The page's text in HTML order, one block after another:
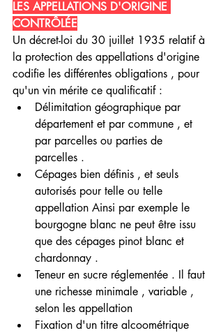
LES APPELLATIONS D'ORIGINE
CONTRÔLÉE
Un décret-loi du 30 juillet 1935 relatif à
la protection des appellations d'origine
codifie les différentes obligations , pour
qu'un vin mérite ce qualificatif :
Délimitation géographique par
département et par commune , et
par parcelles ou parties de
parcelles .
Cépages bien définis , et seuls
autorisés pour telle ou telle
appellation Ainsi par exemple le
bourgogne blanc ne peut être issu
que des cépages pinot blanc et
chardonnay .
Teneur en sucre réglementée . Il faut
une richesse minimale , variable ,
selon les appellation
Fixation d'un titre alcoométrique